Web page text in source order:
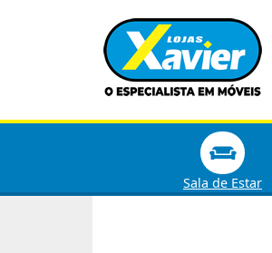
Sala de Estar